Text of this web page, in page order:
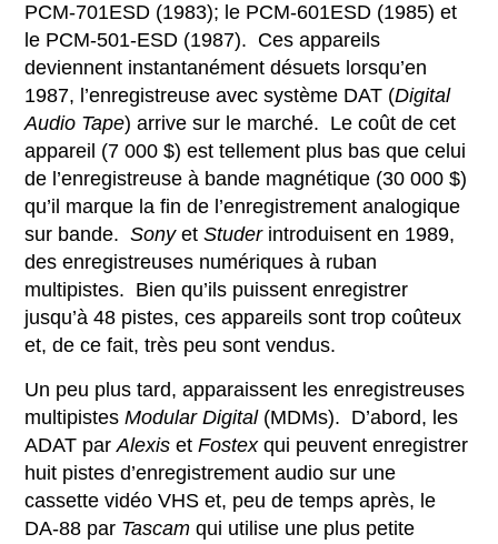
PCM-701ESD (1983); le PCM-601ESD (1985) et
le PCM-501-ESD (1987). Ces appareils
deviennent instantanément désuets lorsqu’en
1987, l’enregistreuse avec système DAT (Digital
Audio Tape) arrive sur le marché. Le coût de cet
appareil (7 000 $) est tellement plus bas que celui
de l’enregistreuse à bande magnétique (30 000 $)
qu’il marque la fin de l’enregistrement analogique
sur bande.SonyetStuderintroduisent en 1989,
des enregistreuses numériques à ruban
multipistes. Bien qu’ils puissent enregistrer
jusqu’à 48 pistes, ces appareils sont trop coûteux
et, de ce fait, très peu sont vendus.
Un peu plus tard, apparaissent les enregistreuses
multipistesModular Digital(MDMs). D’abord, les
ADAT parAlexis etFostexqui peuvent enregistrer
huit pistes d’enregistrement audio sur une
cassette vidéo VHS et, peu de temps après, le
DA-88 par Tascam qui utilise une plus petite